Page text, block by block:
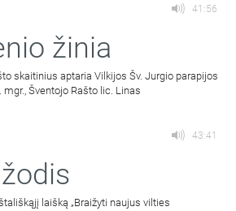
41:56
žinia
skaitinius aptaria Vilkijos Šv. Jurgio parapijos
Šventojo Rašto lic. Linas
43:41
laišką „Braižyti naujus vilties